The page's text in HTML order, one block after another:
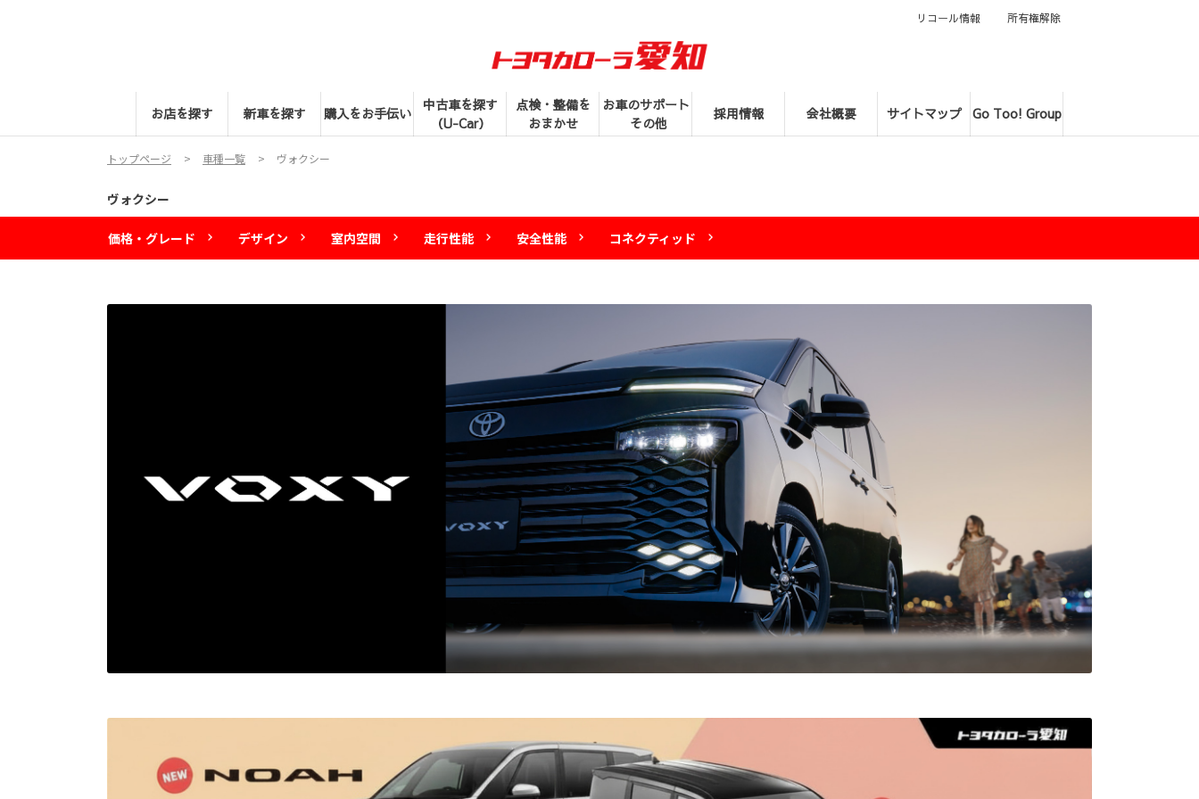
お店を探す 新車を探す 購入をお手伝い
中古車を探す
（U-Car）
点検・整備を
おまかせ
お車のサポート
その他
採用情報 会社概要 サイトマップ Go Too! Group
リコール情報 所有権解除
トップページ 車種一覧 ヴォクシー
ヴォクシー
価格・グレード デザイン 室内空間 走行性能 安全性能 コネクティッド